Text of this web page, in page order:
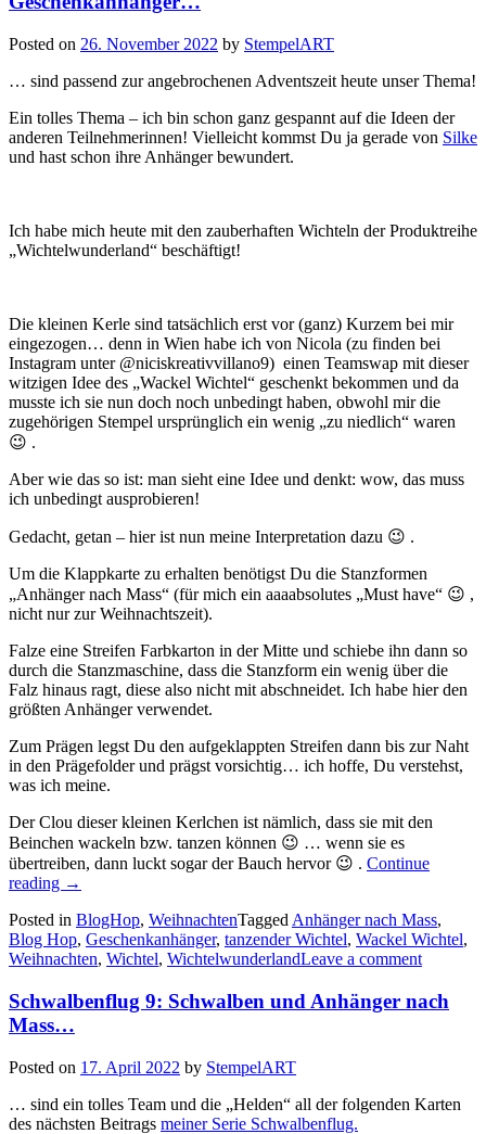
Posted on 26. November 2022 by StempelART
… sind passend zur angebrochenen Adventszeit heute unser Thema!
Ein tolles Thema – ich bin schon ganz gespannt auf die Ideen der
anderen Teilnehmerinnen! Vielleicht kommst Du ja gerade von Silke
und hast schon ihre Anhänger bewundert.
Ich habe mich heute mit den zauberhaften Wichteln der Produktreihe
„Wichtelwunderland“ beschäftigt!
Die kleinen Kerle sind tatsächlich erst vor (ganz) Kurzem bei mir
eingezogen… denn in Wien habe ich von Nicola (zu finden bei
Instagram unter @niciskreativvillano9) einen Teamswap mit dieser
witzigen Idee des „Wackel Wichtel“ geschenkt bekommen und da
musste ich sie nun doch noch unbedingt haben, obwohl mir die
zugehörigen Stempel ursprünglich ein wenig „zu niedlich“ waren
😉 .
Aber wie das so ist: man sieht eine Idee und denkt: wow, das muss
ich unbedingt ausprobieren!
Gedacht, getan – hier ist nun meine Interpretation dazu 😉 .
Um die Klappkarte zu erhalten benötigst Du die Stanzformen
„Anhänger nach Mass“ (für mich ein aaaabsolutes „Must have“ 😉 ,
nicht nur zur Weihnachtszeit).
Falze eine Streifen Farbkarton in der Mitte und schiebe ihn dann so
durch die Stanzmaschine, dass die Stanzform ein wenig über die
Falz hinaus ragt, diese also nicht mit abschneidet. Ich habe hier den
größten Anhänger verwendet.
Zum Prägen legst Du den aufgeklappten Streifen dann bis zur Naht
in den Prägefolder und prägst vorsichtig… ich hoffe, Du verstehst,
was ich meine.
Der Clou dieser kleinen Kerlchen ist nämlich, dass sie mit den
Beinchen wackeln bzw. tanzen können 😉 … wenn sie es
übertreiben, dann luckt sogar der Bauch hervor 😉 . Continue
reading „Blog
„Quer
durchs
Jahr“
Geschenkanhänger…“
→
Posted in BlogHop, WeihnachtenTagged Anhänger nach Mass,
Blog Hop, Geschenkanhänger, tanzender Wichtel, Wackel Wichtel,
Weihnachten, Wichtel, WichtelwunderlandLeave a comment
Schwalbenflug 9: Schwalben und Anhänger nach
Mass…
Posted on 17. April 2022 by StempelART
… sind ein tolles Team und die „Helden“ all der folgenden Karten
des nächsten Beitrags meiner Serie Schwalbenflug.